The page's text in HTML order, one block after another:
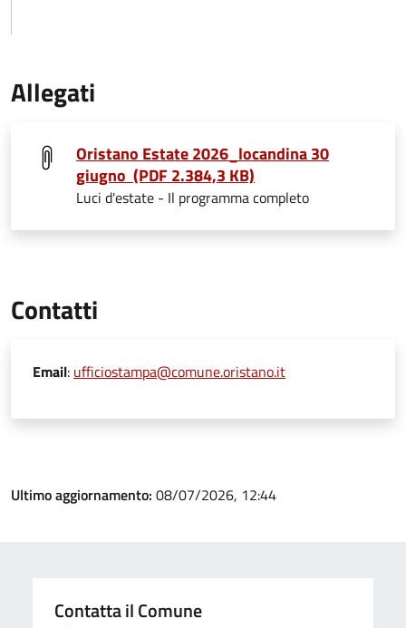
Allegati
Oristano Estate 2026_locandina 30
giugno (PDF 2.384,3 KB)
Luci d'estate - Il programma completo
Contatti
Email: ufficiostampa@comune.oristano.it
Ultimo aggiornamento: 08/07/2026, 12:44
Contatta il Comune